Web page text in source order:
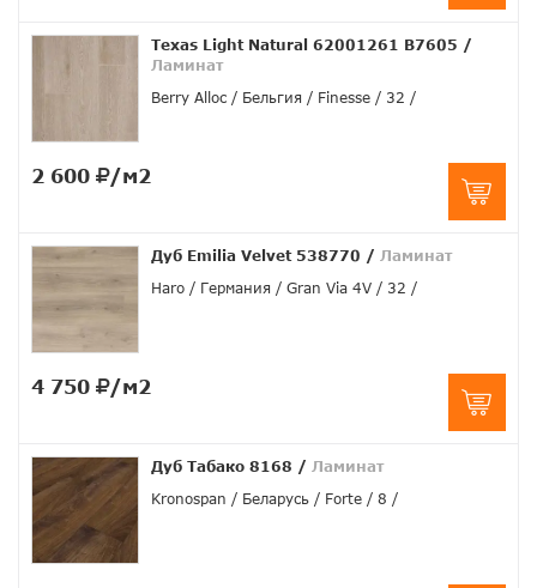
Texas Light Natural 62001261 B7605 /
Ламинат
Berry Alloc
Бельгия Finesse 32
2 600 /м2
Дуб Emilia Velvet 538770 / Ламинат
Haro
Германия Gran Via 4V 32
4 750 /м2
Дуб Табако 8168 / Ламинат
Kronospan
Беларусь Forte 8